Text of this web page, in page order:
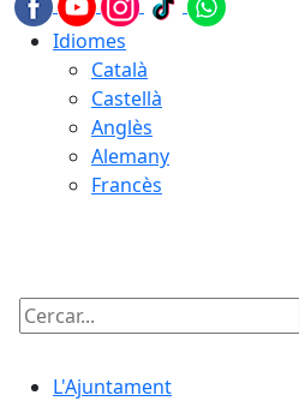
Idiomes
Català
Castellà
Anglès
Alemany
Francès
Cercar:
L'Ajuntament